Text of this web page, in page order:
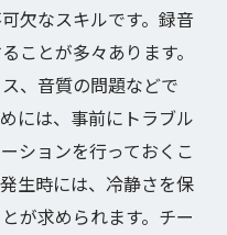
欠なスキルです。録音
ことが多々あります。
、音質の問題などで
には、事前にトラブル
ションを行っておくこ
生時には、冷静さを保
が求められます。チー